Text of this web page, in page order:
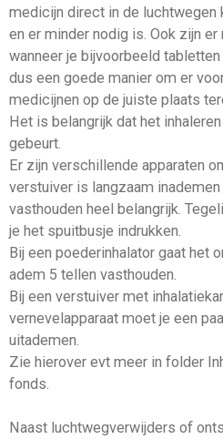
medicijn direct in de luchtwegen
en er minder nodig is. Ook zijn
wanneer je bijvoorbeeld
dus een goede manier om er
medicijnen op de juiste plaats
Het is belangrijk dat het
gebeurt.
Er zijn verschillende apparaten
verstuiver is langzaam
vasthouden heel belangrijk.
je het spuitbusje indrukken.
Bij een poederinhalator gaat het
adem 5 tellen vasthouden.
Bij een verstuiver met
vernevelapparaat moet je een
uitademen.
Zie hierover evt meer in folder
fonds.
Naast luchtwegverwijders of